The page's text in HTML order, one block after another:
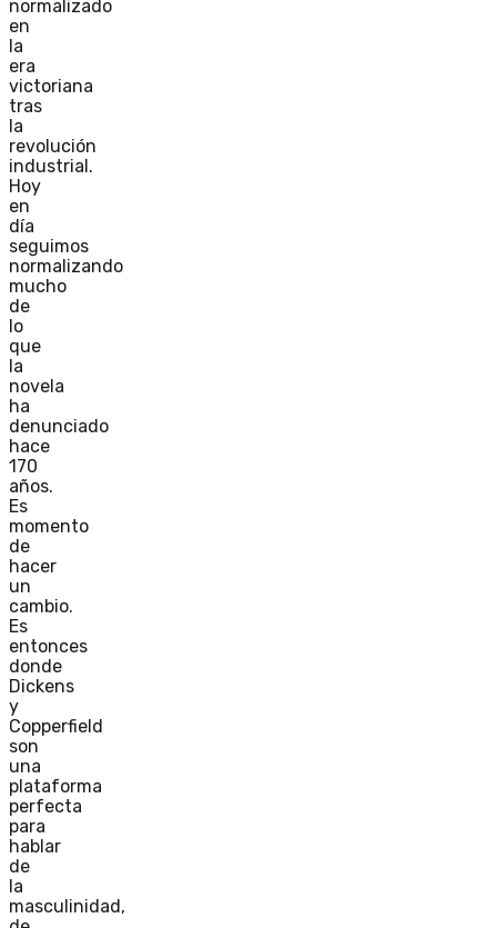
normalizado
en
la
era
victoriana
tras
la
revolución
industrial.
Hoy
en
día
seguimos
normalizando
mucho
de
lo
que
la
novela
ha
denunciado
hace
170
años.
Es
momento
de
hacer
un
cambio.
Es
entonces
donde
Dickens
y
Copperfield
son
una
plataforma
perfecta
para
hablar
de
la
masculinidad,